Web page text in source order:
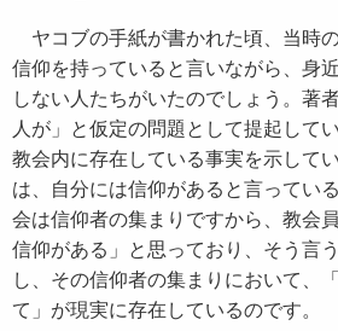
ヤコブの手紙が書かれた頃、当時
信仰を持っていると言いながら、身
しない人たちがいたのでしょう。著
人が」と仮定の問題として提起して
教会内に存在している事実を示して
は、自分には信仰があると言ってい
会は信仰者の集まりですから、教会
信仰がある」と思っており、そう言
し、その信仰者の集まりにおいて、
て」が現実に存在しているのです。